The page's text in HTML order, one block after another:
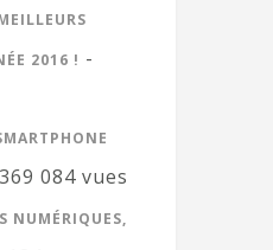
2016 ! -
084 vues
NUMÉRIQUES,